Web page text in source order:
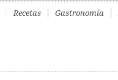
Recetas Gastronomía